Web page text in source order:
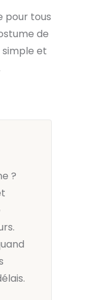
pour tous
de
simple et
?